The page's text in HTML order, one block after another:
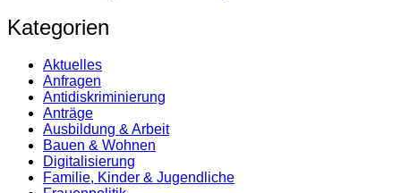
Kategorien
Aktuelles
Anfragen
Antidiskrimi­nierung
Anträge
Ausbildung & Arbeit
Bauen & Wohnen
Digitalisierung
Familie, Kinder & Jugendliche